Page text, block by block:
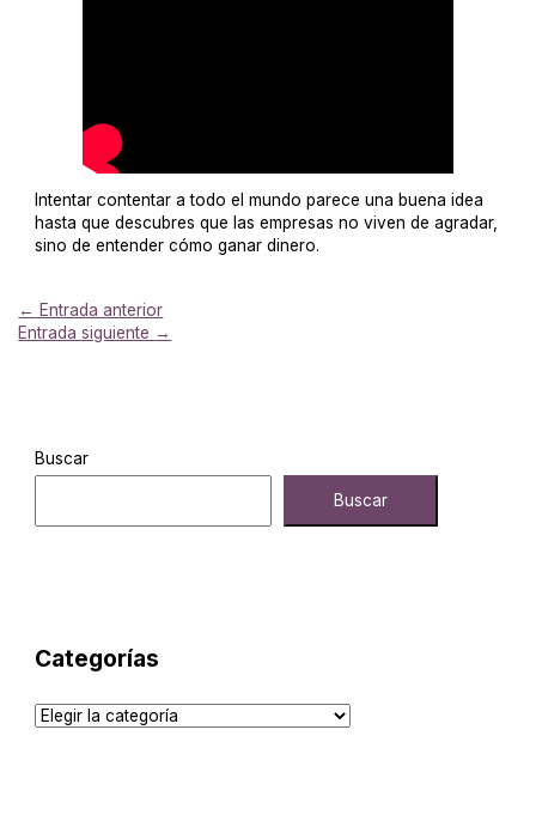
Intentar contentar a todo el mundo parece una buena idea
hasta que descubres que las empresas no viven de agradar,
sino de entender cómo ganar dinero.
← Entrada anterior
Entrada siguiente →
Buscar
Buscar
Categorías